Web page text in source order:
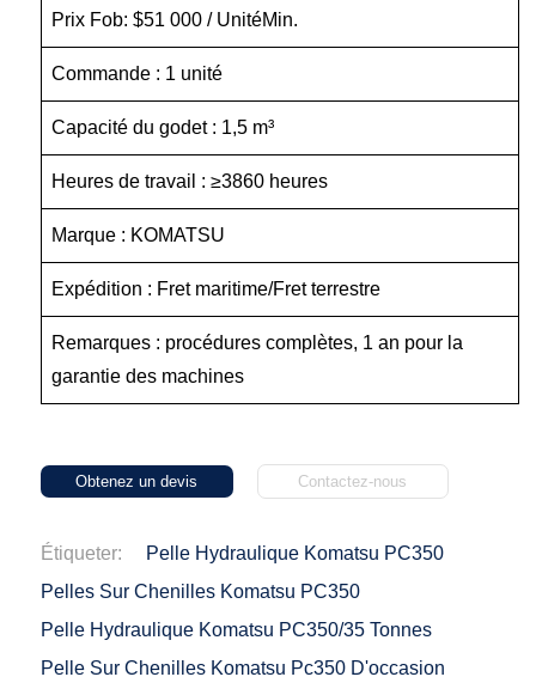
Prix Fob: $51 000 / UnitéMin.
Commande : 1 unité
Capacité du godet : 1,5 m³
Heures de travail : ≥3860 heures
Marque : KOMATSU
Expédition : Fret maritime/Fret terrestre
Remarques : procédures complètes, 1 an pour la
garantie des machines
Obtenez un devis Contactez-nous
Étiqueter:
Pelle Hydraulique Komatsu PC350
Pelles Sur Chenilles Komatsu PC350
Pelle Hydraulique Komatsu PC350/35 Tonnes
Pelle Sur Chenilles Komatsu Pc350 D'occasion